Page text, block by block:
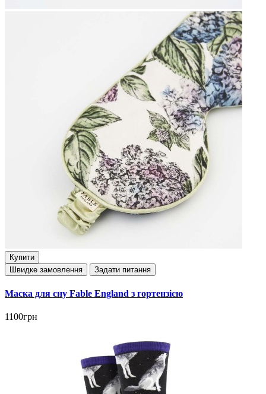
Купити
Швидке замовлення
Задати питання
Маска для сну Fable England з гортензією
1100грн